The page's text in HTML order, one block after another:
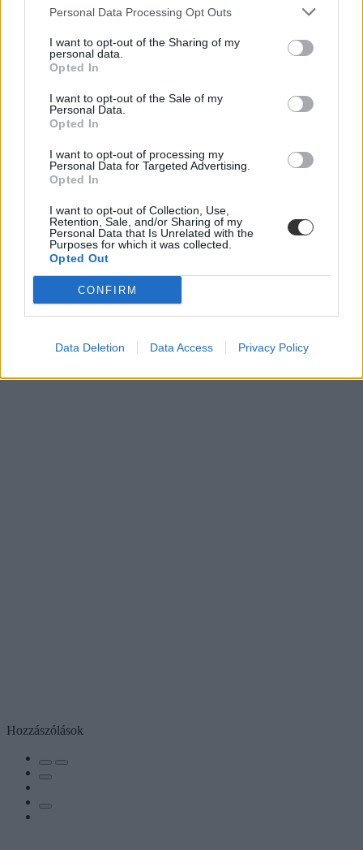
Personal Data Processing Opt Outs
I want to opt-out of the Sharing of my
personal data.
Opted In
I want to opt-out of the Sale of my
Personal Data.
Opted In
I want to opt-out of processing my
Personal Data for Targeted Advertising.
Opted In
I want to opt-out of Collection, Use,
Retention, Sale, and/or Sharing of my
Personal Data that Is Unrelated with the
Purposes for which it was collected.
Opted Out
CONFIRM
Data Deletion Data Access Privacy Policy
Budapesi Corvinus Egyetem
Hozzászólások